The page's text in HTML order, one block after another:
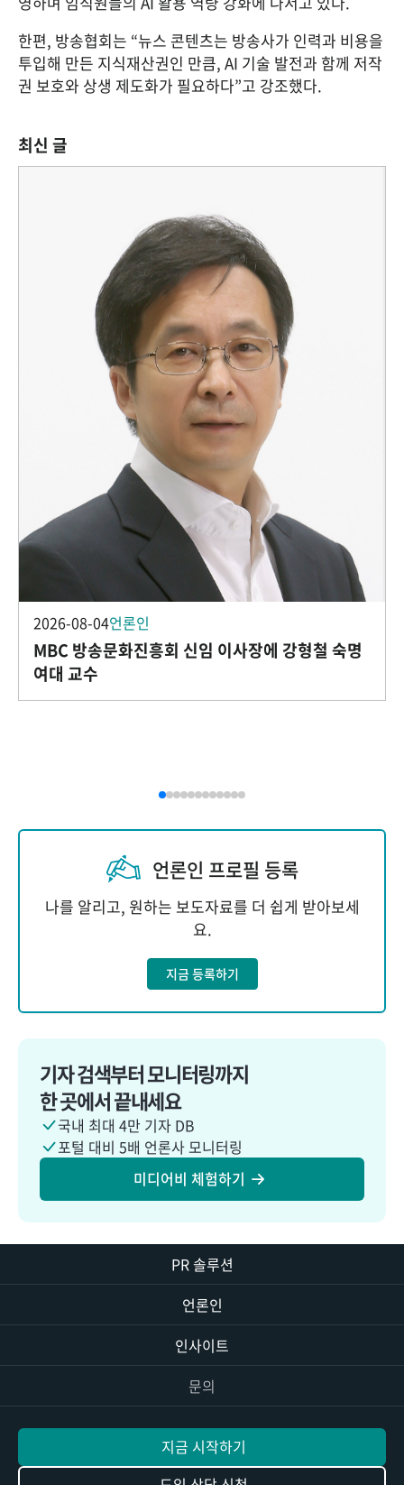
한편, 방송협회는 “뉴스 콘텐츠는 방송사가 인력과 비용을
투입해 만든 지식재산권인 만큼, AI 기술 발전과 함께 저작
권 보호와 상생 제도화가 필요하다”고 강조했다.
최신 글
2026-08-04언론인
MBC 방송문화진흥회 신임 이사장에 강형철 숙명
여대 교수
언론인 프로필 등록
나를 알리고, 원하는 보도자료를 더 쉽게 받아보세
요.
지금 등록하기
기자 검색부터 모니터링까지
한 곳에서 끝내세요
국내 최대 4만 기자 DB
포털 대비 5배 언론사 모니터링
미디어비 체험하기
PR 솔루션
언론인
인사이트
문의
지금 시작하기